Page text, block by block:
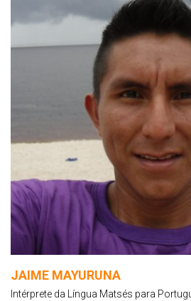
JAIME MAYURUNA
Intérprete da Língua Matsés para